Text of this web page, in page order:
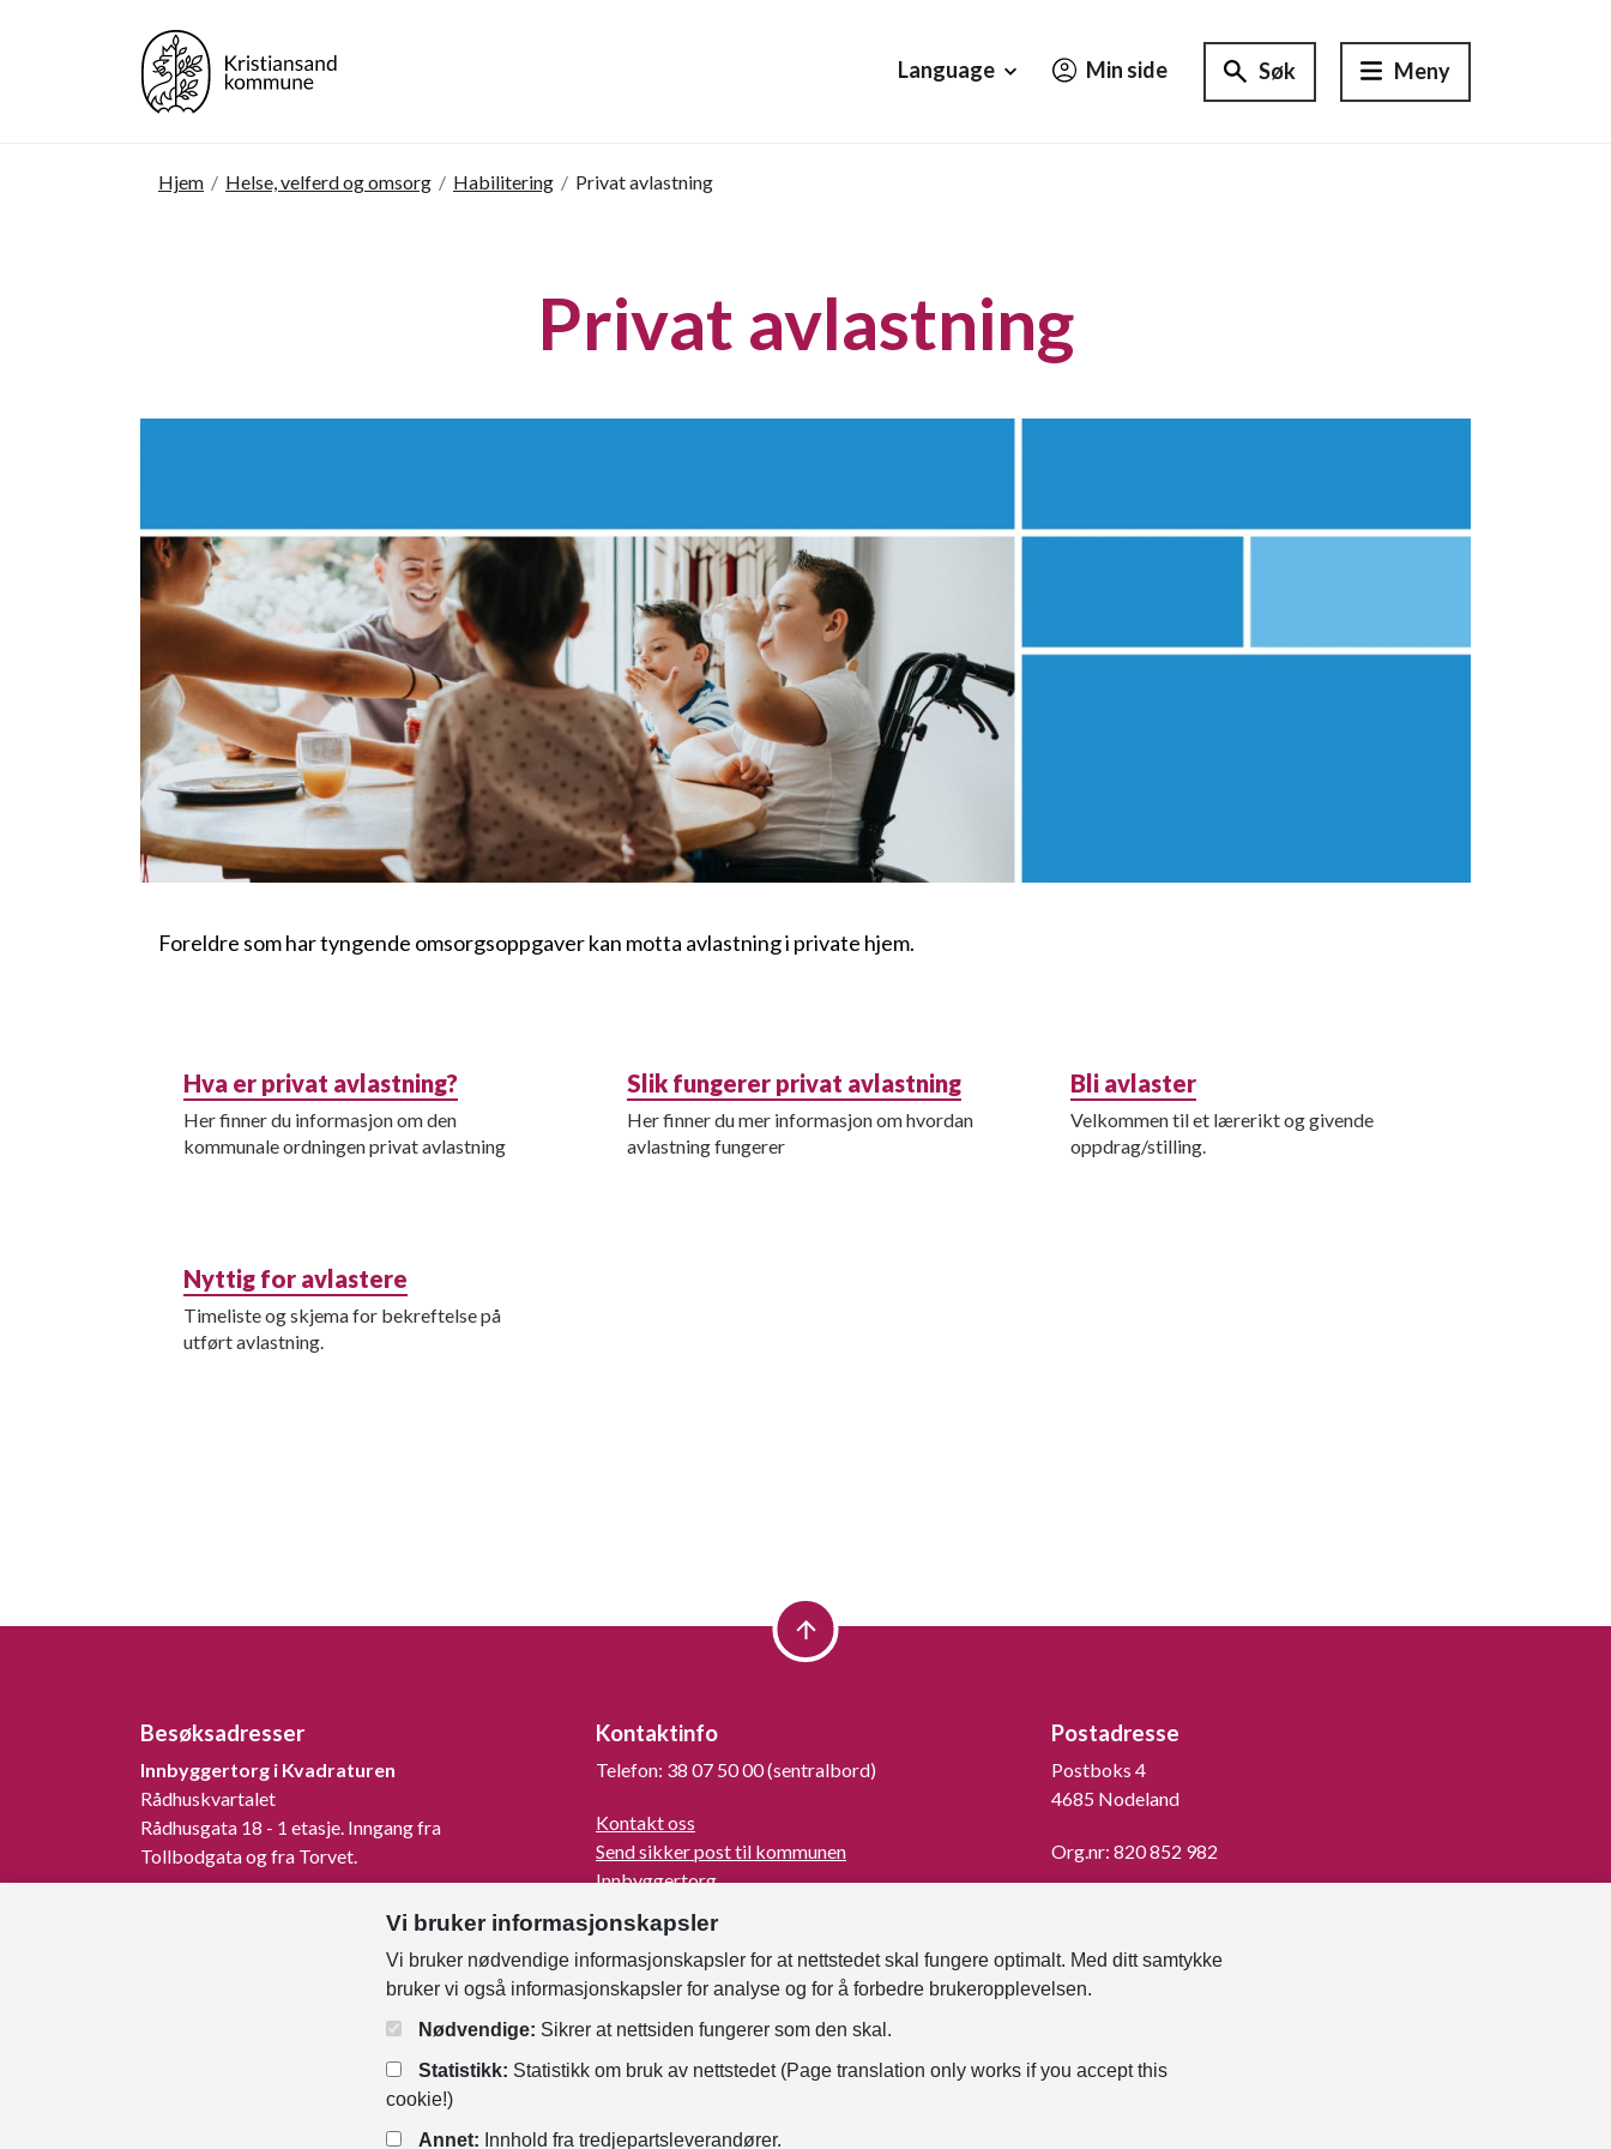
Language
Min side Søk Meny
Hjem / Helse, velferd og omsorg / Habilitering / Privat avlastning
Privat avlastning
Foreldre som har tyngende omsorgsoppgaver kan motta avlastning i private hjem.
Hva er privat avlastning?
Her finner du informasjon om den
kommunale ordningen privat avlastning
Slik fungerer privat avlastning
Her finner du mer informasjon om hvordan
avlastning fungerer
Bli avlaster
Velkommen til et lærerikt og givende
oppdrag/stilling.
Nyttig for avlastere
Timeliste og skjema for bekreftelse på
utført avlastning.
Besøksadresser
Innbyggertorg i Kvadraturen
Rådhuskvartalet
Rådhusgata 18 - 1 etasje. Inngang fra
Tollbodgata og fra Torvet.
Songdalsvegen 53, 4645 Nodeland.
Kontaktinfo
Telefon: 38 07 50 00 (sentralbord)
Kontakt oss
Send sikker post til kommunen
Innbyggertorg
Turistinformasjon
For mediene
Kunngjøringer og høringer
Om Kristiansand
Faktura til kommunen
Postadresse
Postboks 4
4685 Nodeland
Org.nr: 820 852 982
Vi bruker informasjonskapsler
Vi bruker nødvendige informasjonskapsler for at nettstedet skal fungere optimalt. Med ditt samtykke
bruker vi også informasjonskapsler for analyse og for å forbedre brukeropplevelsen.
Nødvendige: Sikrer at nettsiden fungerer som den skal.
Statistikk: Statistikk om bruk av nettstedet (Page translation only works if you accept this
cookie!)
Annet: Innhold fra tredjepartsleverandører.